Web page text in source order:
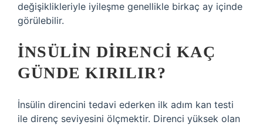
değişiklikleriyle iyileşme genellikle birkaç ay içinde
görülebilir.
İNSÜLIN DIRENCI KAÇ
GÜNDE KIRILIR?
İnsülin direncini tedavi ederken ilk adım kan testi
ile direnç seviyesini ölçmektir. Direnci yüksek olan